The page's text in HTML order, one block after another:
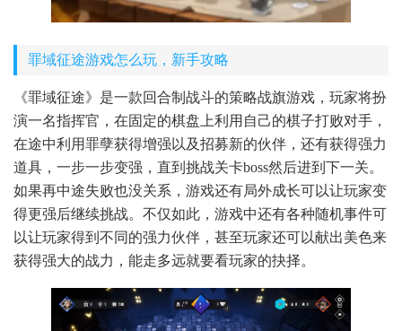
罪域征途游戏怎么玩，新手攻略
《罪域征途》是一款回合制战斗的策略战旗游戏，玩家将扮
演一名指挥官，在固定的棋盘上利用自己的棋子打败对手，
在途中利用罪孽获得增强以及招募新的伙伴，还有获得强力
道具，一步一步变强，直到挑战关卡boss然后进到下一关。
如果再中途失败也没关系，游戏还有局外成长可以让玩家变
得更强后继续挑战。不仅如此，游戏中还有各种随机事件可
以让玩家得到不同的强力伙伴，甚至玩家还可以献出美色来
获得强大的战力，能走多远就要看玩家的抉择。